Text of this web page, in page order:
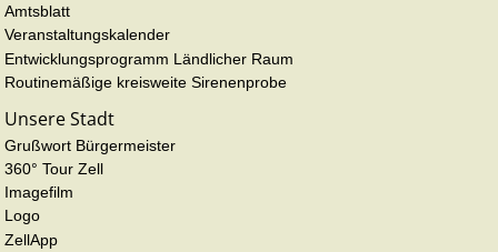
Amtsblatt
Veranstaltungskalender
Entwicklungsprogramm Ländlicher Raum
Routinemäßige kreisweite Sirenenprobe
Unsere Stadt
Grußwort Bürgermeister
360° Tour Zell
Imagefilm
Logo
ZellApp